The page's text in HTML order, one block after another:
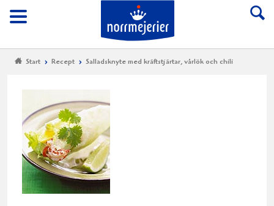
Meny
Till Norrmejerier
Start Recept Salladsknyte med kräftstjärtar, vårlök och chili